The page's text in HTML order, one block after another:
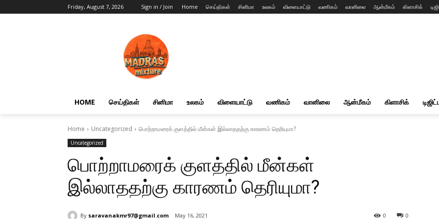
Friday, August 7, 2026 Sign in / Join Home செய்திகள் சினிமா உலகம் விளையாட்டு வணிகம் வானிலை ஆன்மீகம் கிளாசிக்
HOME செய்திகள் சினிமா உலகம் விளையாட்டு வணிகம் வானிலை ஆன்மீகம் கிளாசிக்
Home Uncategorized பொற்றாமரைக் குளத்தில் மீன்கள் இல்லாததற்கு காரணம் தெரியுமா?
Uncategorized
பொற்றாமரைக் குளத்தில் மீன்கள்
இல்லாததற்கு காரணம் தெரியுமா?
By saravanakmr97@gmail.com May 16, 2021 0
0